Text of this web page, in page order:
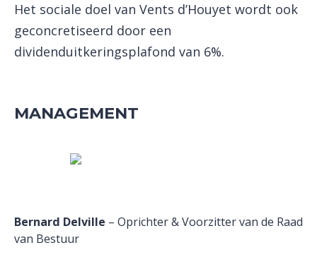
Het sociale doel van Vents d’Houyet wordt ook
geconcretiseerd door een
dividenduitkeringsplafond van 6%.
MANAGEMENT
Bernard Delville – Oprichter & Voorzitter van de Raad
van Bestuur